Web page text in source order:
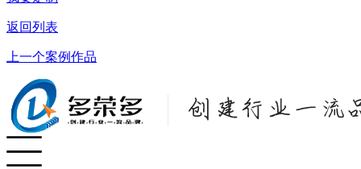
返回列表
上一个案例作品